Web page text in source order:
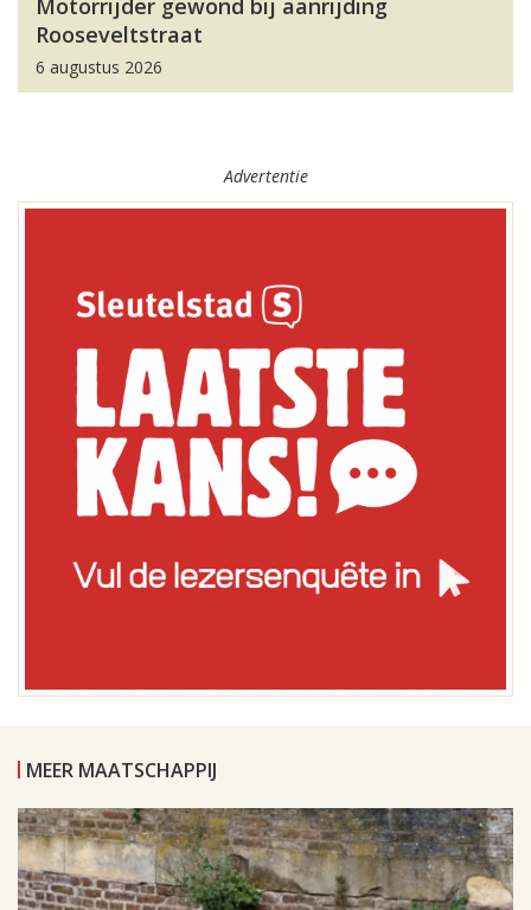
Motorrijder gewond bij aanrijding
Rooseveltstraat
6 augustus 2026
Advertentie
MEER MAATSCHAPPIJ